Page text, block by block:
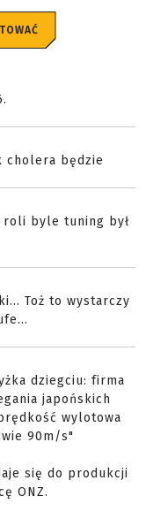
cholera będzie
roli byle tuning był
Toż to wystarczy
dziegciu: firma
japońskich
wylotowa
90m/s"
się do produkcji
ONZ.